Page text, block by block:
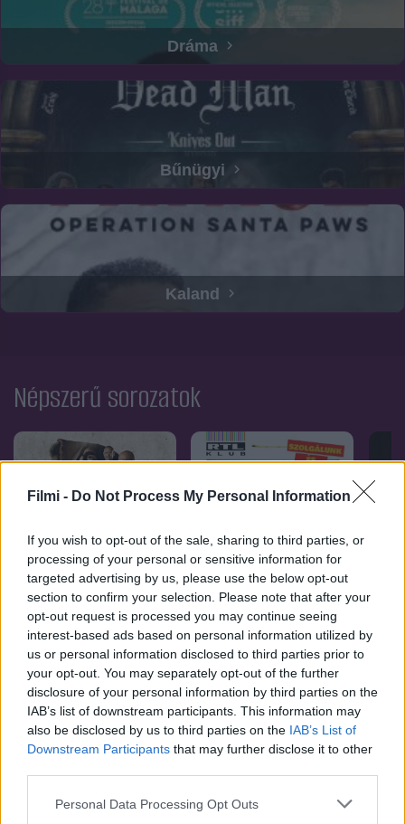
Filmi - Do Not Process My Personal Information
If you wish to opt-out of the sale, sharing to third parties, or
processing of your personal or sensitive information for
targeted advertising by us, please use the below opt-out
section to confirm your selection. Please note that after your
opt-out request is processed you may continue seeing
interest-based ads based on personal information utilized by
us or personal information disclosed to third parties prior to
your opt-out. You may separately opt-out of the further
disclosure of your personal information by third parties on the
IAB’s list of downstream participants. This information may
also be disclosed by us to third parties on the IAB’s List of
Downstream Participants that may further disclose it to other
Personal Data Processing Opt Outs
Dráma
Bűnügyi
Kaland
Népszerű sorozatok
2017 9.2
Kiválasztott
2019 6.5
Jófiúk
Éppen online nézik